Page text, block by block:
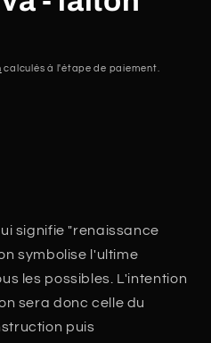
calculés à l'étape de paiement.
signifie "renaissance
symbolise l'ultime
les possibles. L'intention
sera donc celle du
puis